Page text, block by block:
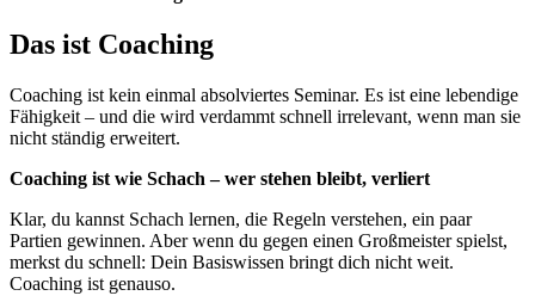
Das ist Coaching
Coaching ist kein einmal absolviertes Seminar. Es ist eine lebendige
Fähigkeit – und die wird verdammt schnell irrelevant, wenn man sie
nicht ständig erweitert.
Coaching ist wie Schach – wer stehen bleibt, verliert
Klar, du kannst Schach lernen, die Regeln verstehen, ein paar
Partien gewinnen. Aber wenn du gegen einen Großmeister spielst,
merkst du schnell: Dein Basiswissen bringt dich nicht weit.
Coaching ist genauso.